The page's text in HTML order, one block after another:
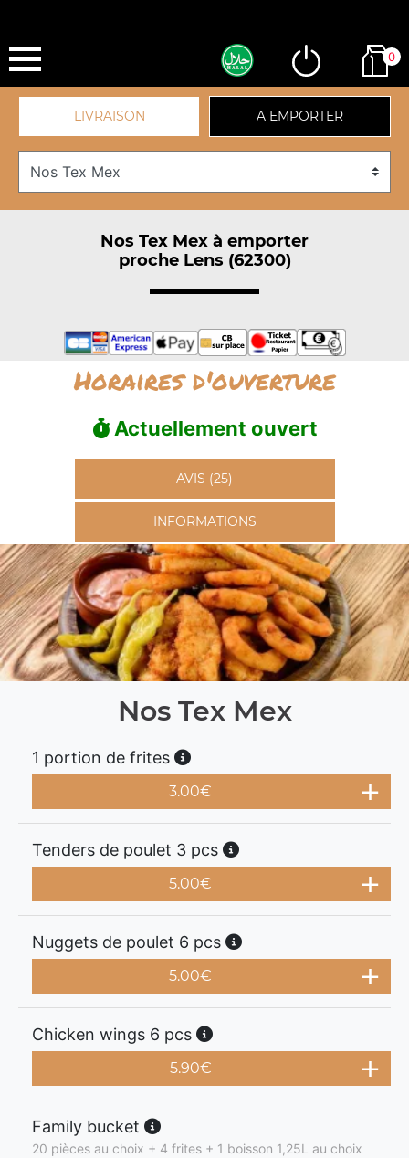
0
LIVRAISON A EMPORTER
Nos Tex Mex à emporter
proche Lens (62300)
Horaires d'ouverture
Actuellement ouvert
AVIS (25)
INFORMATIONS
Nos Tex Mex
1 portion de frites
3.00€
Tenders de poulet 3 pcs
5.00€
Nuggets de poulet 6 pcs
5.00€
Chicken wings 6 pcs
5.90€
Family bucket
20 pièces au choix + 4 frites + 1 boisson 1,25L au choix